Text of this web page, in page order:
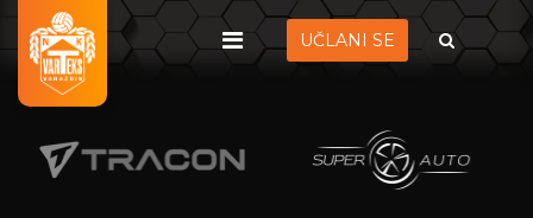
UČLANI SE